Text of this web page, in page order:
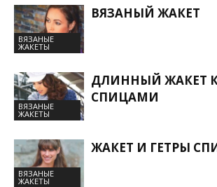
ВЯЗАНЫЕ
ЖАКЕТЫ
ВЯЗАНЫЙ ЖАКЕТ
ВЯЗАНЫЕ
ЖАКЕТЫ
ДЛИННЫЙ ЖАКЕТ
СПИЦАМИ
ВЯЗАНЫЕ
ЖАКЕТЫ
ЖАКЕТ И ГЕТРЫ